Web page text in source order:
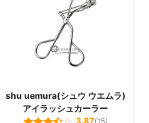
shu uemura(シュウ ウエムラ)
アイラッシュカーラー